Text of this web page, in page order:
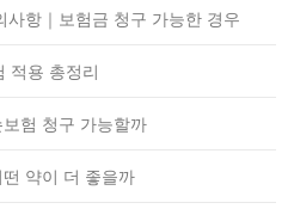
항｜보험금 청구 가능한 경우
적용 총정리
험 청구 가능할까
약이 더 좋을까